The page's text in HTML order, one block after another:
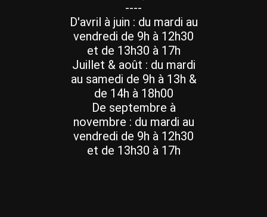
----
D'avril à juin : du mardi au
vendredi de 9h à 12h30
et de 13h30 à 17h
Juillet & août : du mardi
au samedi de 9h à 13h &
de 14h à 18h00
De septembre à
novembre : du mardi au
vendredi de 9h à 12h30
et de 13h30 à 17h